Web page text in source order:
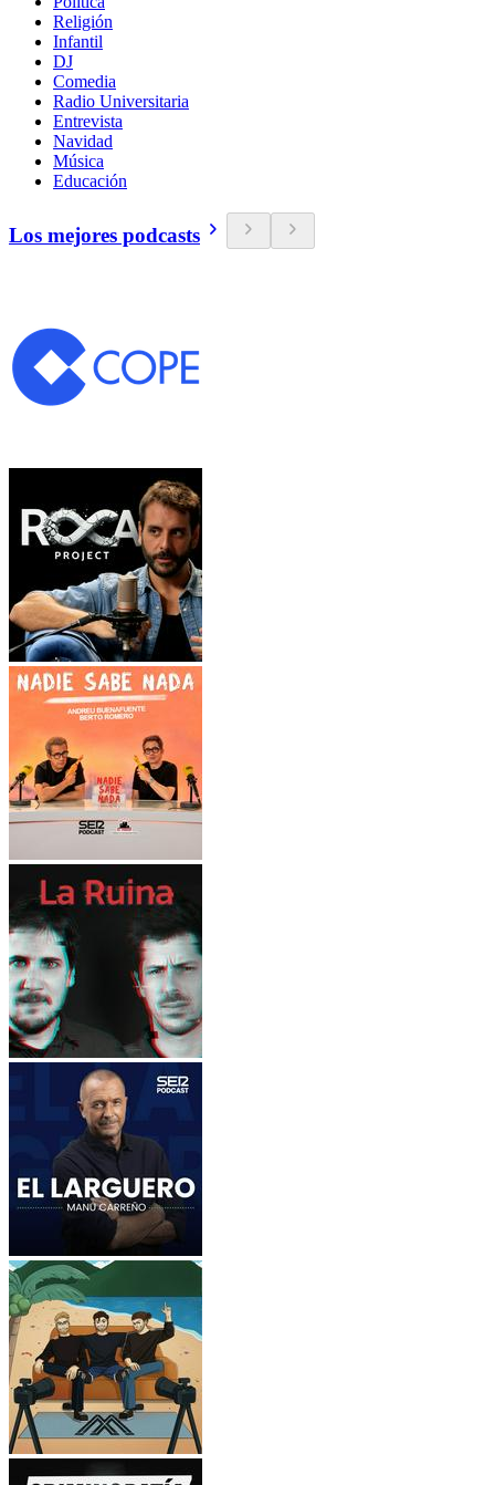
Religión
Infantil
DJ
Comedia
Radio Universitaria
Entrevista
Navidad
Música
Educación
Los mejores podcasts